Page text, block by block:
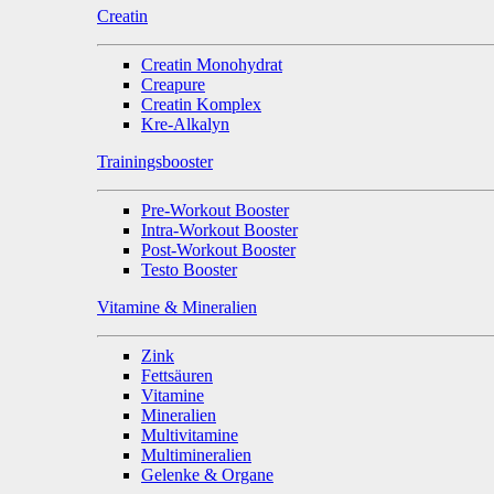
Creatin
Creatin Monohydrat
Creapure
Creatin Komplex
Kre-Alkalyn
Trainingsbooster
Pre-Workout Booster
Intra-Workout Booster
Post-Workout Booster
Testo Booster
Vitamine & Mineralien
Zink
Fettsäuren
Vitamine
Mineralien
Multivitamine
Multimineralien
Gelenke & Organe